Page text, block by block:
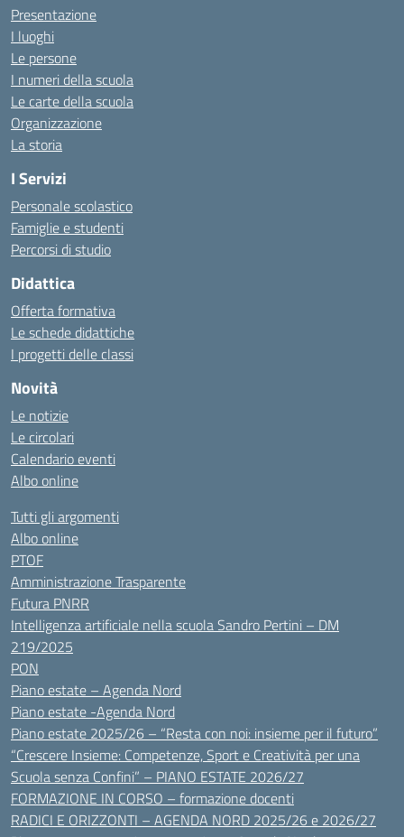
Presentazione
I luoghi
Le persone
I numeri della scuola
Le carte della scuola
Organizzazione
La storia
I Servizi
Personale scolastico
Famiglie e studenti
Percorsi di studio
Didattica
Offerta formativa
Le schede didattiche
I progetti delle classi
Novità
Le notizie
Le circolari
Calendario eventi
Albo online
Tutti gli argomenti
Albo online
PTOF
Amministrazione Trasparente
Futura PNRR
Intelligenza artificiale nella scuola Sandro Pertini – DM
219/2025
PON
Piano estate – Agenda Nord
Piano estate -Agenda Nord
Piano estate 2025/26 – “Resta con noi: insieme per il futuro”
“Crescere Insieme: Competenze, Sport e Creatività per una
Scuola senza Confini” – PIANO ESTATE 2026/27
FORMAZIONE IN CORSO – formazione docenti
RADICI E ORIZZONTI – AGENDA NORD 2025/26 e 2026/27